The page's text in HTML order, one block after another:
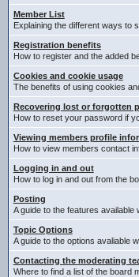
Member List
Explaining the different ways to
Registration benefits
How to register and the added
Cookies and cookie usage
The benefits of using cookies
Recovering lost or forgotten
How to reset your password if
Viewing members profile
How to view members contact
Logging in and out
How to log in and out from the
Posting
A guide to the features available
Topic Options
A guide to the options avaliable
Contacting the moderating
Where to find a list of the board